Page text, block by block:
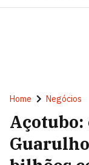
Home Negócios
Açotubo: